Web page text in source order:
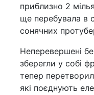
приблизно 2
ще перебувала в
сонячних
Неперевершені
зберегли у собі
тепер
які поєднують